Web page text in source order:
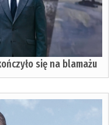
się na blamażu